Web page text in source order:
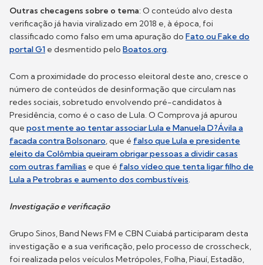
Outras checagens sobre o tema: O conteúdo alvo desta
verificação já havia viralizado em 2018 e, à época, foi
classificado como falso em uma apuração do Fato ou Fake do
portal G1 e desmentido pelo Boatos.org.
Com a proximidade do processo eleitoral deste ano, cresce o
número de conteúdos de desinformação que circulam nas
redes sociais, sobretudo envolvendo pré-candidatos à
Presidência, como é o caso de Lula. O Comprova já apurou
que post mente ao tentar associar Lula e Manuela D?Ávila a
facada contra Bolsonaro, que é falso que Lula e presidente
eleito da Colômbia queiram obrigar pessoas a dividir casas
com outras famílias e que é falso vídeo que tenta ligar filho de
Lula a Petrobras e aumento dos combustíveis.
Investigação e verificação
Grupo Sinos, Band News FM e CBN Cuiabá participaram desta
investigação e a sua verificação, pelo processo de crosscheck,
foi realizada pelos veículos Metrópoles, Folha, Piauí, Estadão,